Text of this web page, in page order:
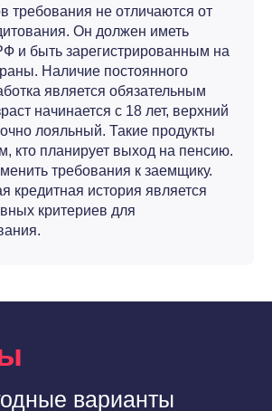
требования не отличаются от
Он должен иметь
и быть зарегистрированным на
Наличие постоянного
является обязательным
начинается с 18 лет, верхний
лояльный. Такие продукты
кто планирует выход на пенсию.
требования к заемщику.
кредитная история является
критериев для
варианты